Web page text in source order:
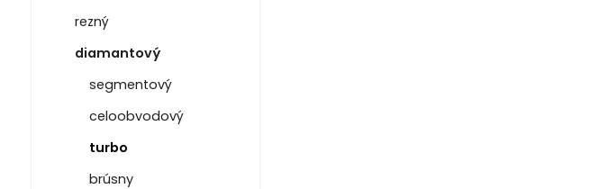
rezný
diamantový
segmentový
celoobvodový
turbo
brúsny